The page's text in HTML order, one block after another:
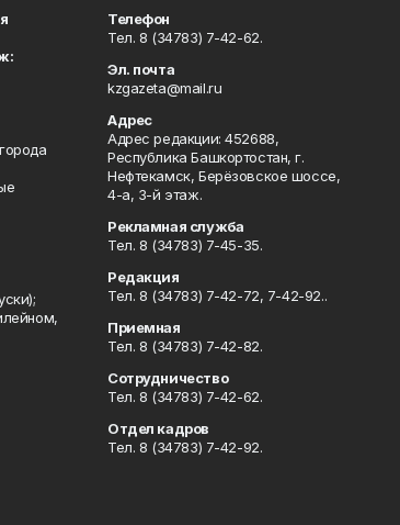
Телефон
Тел. 8 (34783) 7-42-62.
Эл. почта
kzgazeta@mail.ru
Адрес
Адрес редакции: 452688,
Республика Башкортостан, г.
Нефтекамск, Берёзовское шоссе,
4-а, 3-й этаж.
Рекламная служба
Тел. 8 (34783) 7-45-35.
Редакция
Тел. 8 (34783) 7-42-72, 7-42-92..
Приемная
Тел. 8 (34783) 7-42-82.
Сотрудничество
Тел. 8 (34783) 7-42-62.
Отдел кадров
Тел. 8 (34783) 7-42-92.